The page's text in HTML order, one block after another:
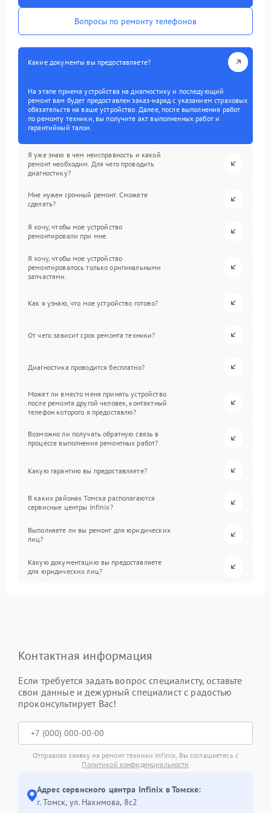
Вопросы по ремонту телефонов
Какие документы вы предоставляете?
На этапе приема устройства на диагностику и последующий
ремонт вам будет предоставлен заказ-наряд с указанием страховых
обязательств на ваше устройство. Далее, после выполнения работ
по ремонту техники, вы получите акт выполненных работ и
гарантийный талон.
Я уже знаю в чем неисправность и какой
ремонт необходим. Для чего проводить
диагностику?
Мне нужен срочный ремонт. Сможете
сделать?
Я хочу, чтобы мое устройство
ремонтировали при мне.
Я хочу, чтобы мое устройство
ремонтировалось только оригинальными
запчастями.
Как я узнаю, что мое устройство готово?
От чего зависит срок ремонта техники?
Диагностика проводится бесплатно?
Может ли вместо меня принять устройство
после ремонта другой человек, контактный
телефон которого я предоставлю?
Возможно ли получать обратную связь в
процессе выполнения ремонтных работ?
Какую гарантию вы предоставляете?
В каких районах Томска располагаются
сервисные центры Infinix?
Выполняете ли вы ремонт для юридических
лиц?
Какую документацию вы предоставляете
для юридических лиц?
Контактная информация
Если требуется задать вопрос специалисту, оставьте
свои данные и дежурный специалист с радостью
проконсультирует Вас!
Отправляя заявку на ремонт техники Infinix, Вы соглашаетесь с
Политикой конфиденциальности
Адрес сервисного центра Infinix в Томске:
г. Томск, ул. Нахимова, 8с2